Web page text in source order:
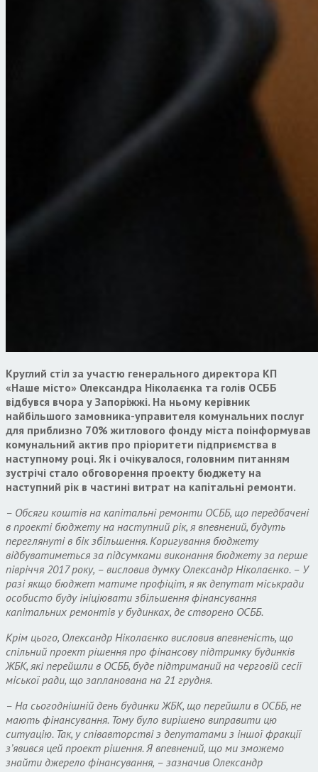
Круглий стіл за участю генерального директора КП
«Наше місто» Олександра Ніколаєнка та голів ОСББ
відбувся вчора у Запоріжжі. На ньому керівник
найбільшого замовника-управителя комунальних послуг
для приблизно 70% житлового фонду міста поінформував
комунальний актив про пріоритети підприємства в
наступному році. Як і очікувалося, головним питанням
зустрічі стало обговорення проекту бюджету на
наступний рік в частині витрат на капітальні ремонти.
– Обсяги коштів на капітальні ремонти ОСББ, що передбачені
в проекті бюджету на наступний рік, я впевнений, будуть
переглянуті в бік збільшення. Коригування бюджету
відбуватиметься за підсумками виконання бюджету за перше
півріччя 2017 року, – висловив думку Олександр Ніколаєнко. – У
разі якщо бюджет матиме профіціт, я як депутат міськради
особисто буду ініціювати збільшення фінансування
капітальних ремонтів у будинках, де створено ОСББ.
Крім цього, Олександр Ніколаєнко висловив впевненість, що
спільний проект рішення про фінансову підтримку будинків
ЖБК, які перейшли в ОСББ, буде підтриманий на черговій сесії
міської ради, що запланована на 21 грудня.
– На сьогоднішній день будинки ЖБК, що перейшли в ОСББ, не
мають фінансування. Тому було вирішено виправити цю
ситуацію. Так, у співавторстві з депутатами з іншої фракції
з’явився цей проект рішення. Я впевнений, що ми зможемо
знайти джерело фінансування, – зазначив Олександр